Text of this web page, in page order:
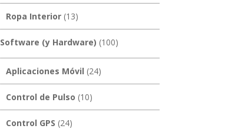
Ropa Interior(13)
Software (y Hardware) (100)
Aplicaciones Móvil (24)
Control de Pulso (10)
Control GPS (24)